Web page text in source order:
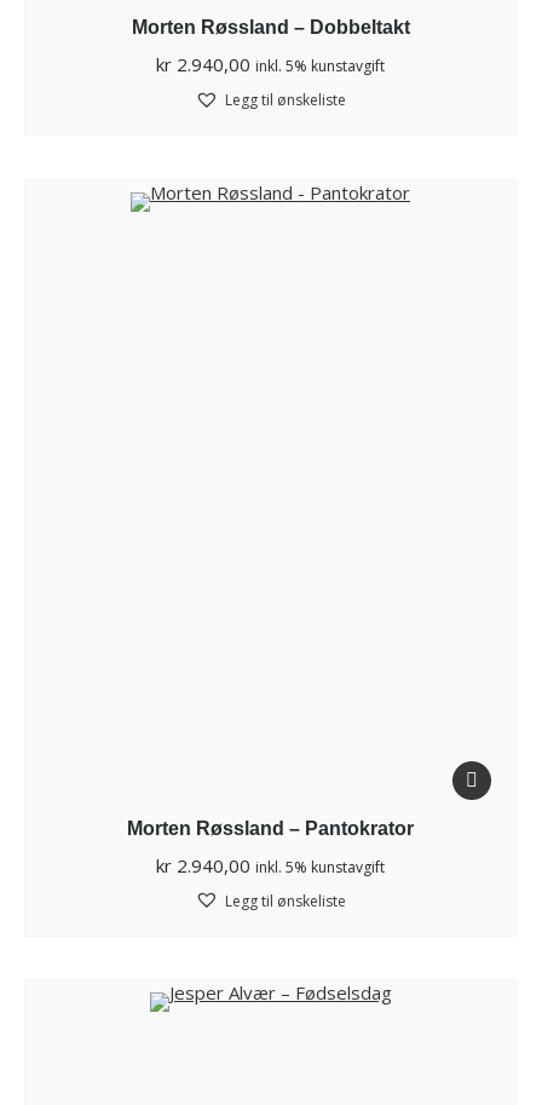
Morten Røssland – Dobbeltakt
kr 2.940,00 inkl. 5% kunstavgift
Legg til ønskeliste
Morten Røssland – Pantokrator
kr 2.940,00 inkl. 5% kunstavgift
Legg til ønskeliste